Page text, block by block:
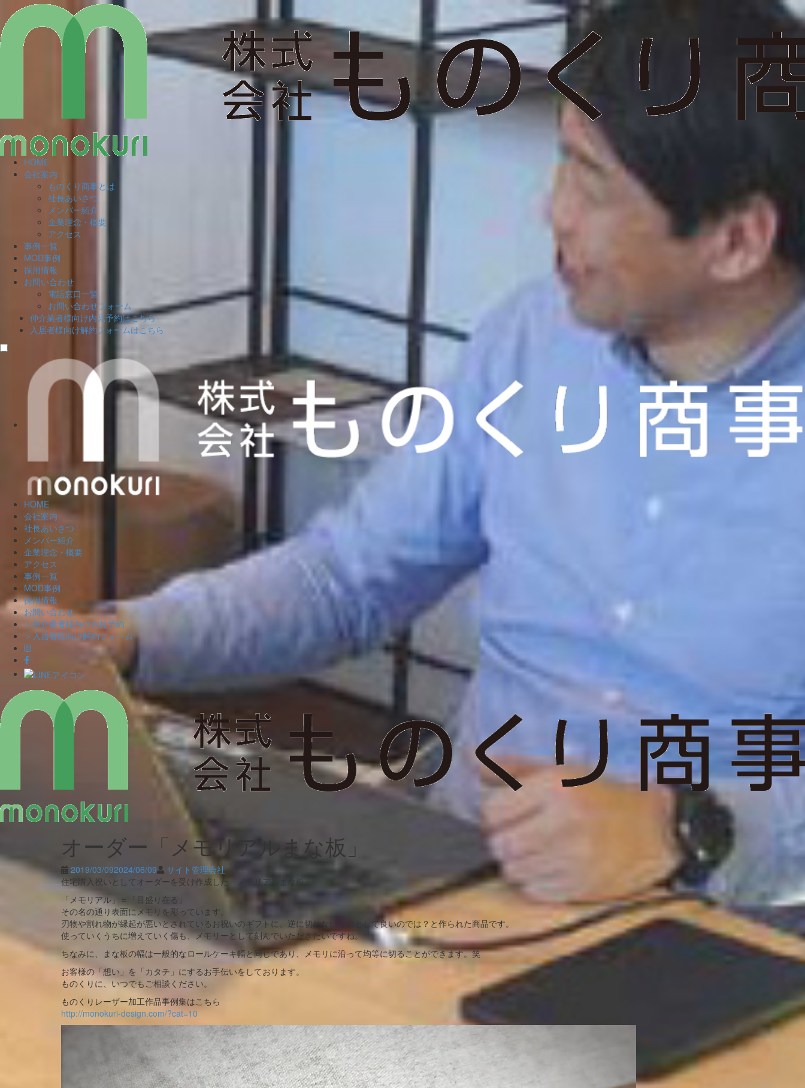
HOME
会社案内
ものくり商事とは
社長あいさつ
メンバー紹介
企業理念・概要
アクセス
事例一覧
MOD事例
採用情報
お問い合わせ
電話窓口一覧
お問い合わせフォーム
仲介業者様向け内見予約はこちら
入居者様向け解約フォームはこちら
HOME
会社案内
社長あいさつ
メンバー紹介
企業理念・概要
アクセス
事例一覧
MOD事例
採用情報
お問い合わせ
＞仲介業者様向け内見予約
＞入居者様向け解約フォーム
オーダー「メモリアルまな板」
2019/03/092024/06/09
サイト管理会社
住宅購入祝いとしてオーダーを受け作成した「メモリアルまな板」
「メモリアル」＝「目盛り在る」
その名の通り表面にメモリを彫っています。
刃物や割れ物が縁起が悪いとされているお祝いのギフトに、逆に切れないものとして良いのでは？と作られた商品です。
使っていくうちに増えていく傷も、メモリーとして刻んでいただきたいですね。
ちなみに、まな板の幅は一般的なロールケーキ幅と同じであり、メモリに沿って均等に切ることができます。笑
お客様の「想い」を「カタチ」にするお手伝いをしております。
ものくりに、いつでもご相談ください。
ものくりレーザー加工作品事例集はこちら
http://monokuri-design.com/?cat=10